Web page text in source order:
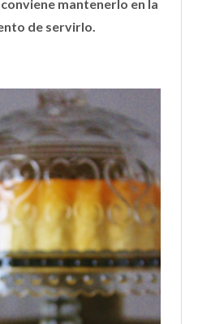
mantenerlo en la
de servirlo.